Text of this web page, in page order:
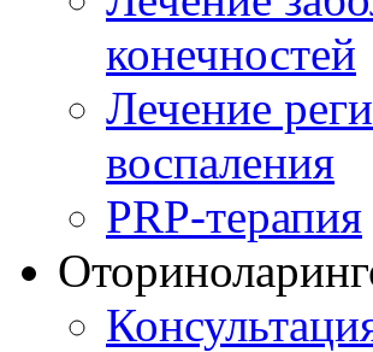
конечностей
Лечение
воспаления
PRP-терапия